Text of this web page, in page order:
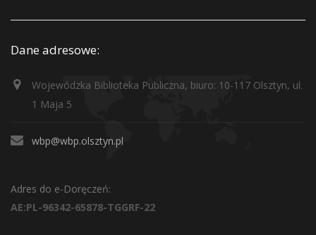
Dane adresowe:
Wojewódzka Biblioteka Publiczna, biuro: 10-117 Olsztyn, ul.
1 Maja 5
wbp@wbp.olsztyn.pl
Adres do e-Doręczeń:
AE:PL-96342-65878-TGGRF-22